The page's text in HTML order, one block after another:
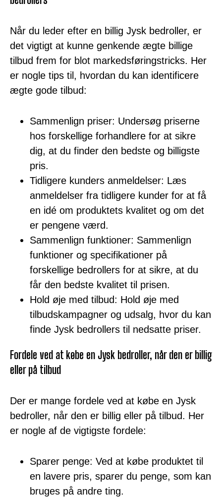
Når du leder efter en billig Jysk bedroller, er
det vigtigt at kunne genkende ægte billige
tilbud frem for blot markedsføringstricks. Her
er nogle tips til, hvordan du kan identificere
ægte gode tilbud:
Sammenlign priser: Undersøg priserne
hos forskellige forhandlere for at sikre
dig, at du finder den bedste og billigste
pris.
Tidligere kunders anmeldelser: Læs
anmeldelser fra tidligere kunder for at få
en idé om produktets kvalitet og om det
er pengene værd.
Sammenlign funktioner: Sammenlign
funktioner og specifikationer på
forskellige bedrollers for at sikre, at du
får den bedste kvalitet til prisen.
Hold øje med tilbud: Hold øje med
tilbudskampagner og udsalg, hvor du kan
finde Jysk bedrollers til nedsatte priser.
Fordele ved at købe en Jysk bedroller, når den er billig
eller på tilbud
Der er mange fordele ved at købe en Jysk
bedroller, når den er billig eller på tilbud. Her
er nogle af de vigtigste fordele:
Sparer penge: Ved at købe produktet til
en lavere pris, sparer du penge, som kan
bruges på andre ting.